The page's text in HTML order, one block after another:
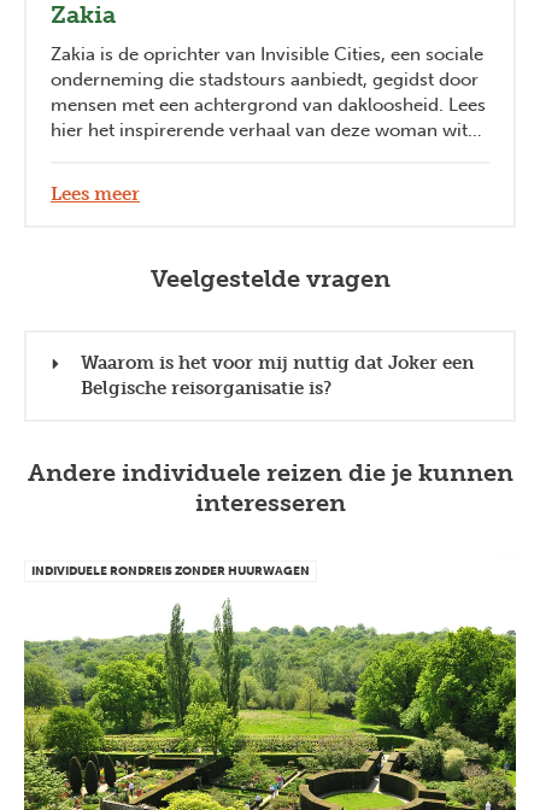
Zakia
Zakia is de oprichter van Invisible Cities, een sociale
onderneming die stadstours aanbiedt, gegidst door
mensen met een achtergrond van dakloosheid. Lees
hier het inspirerende verhaal van deze woman with
Lees meer
Veelgestelde vragen
Waarom is het voor mij nuttig dat Joker een
Belgische reisorganisatie is?
Andere individuele reizen die je kunnen
interesseren
INDIVIDUELE RONDREIS ZONDER HUURWAGEN